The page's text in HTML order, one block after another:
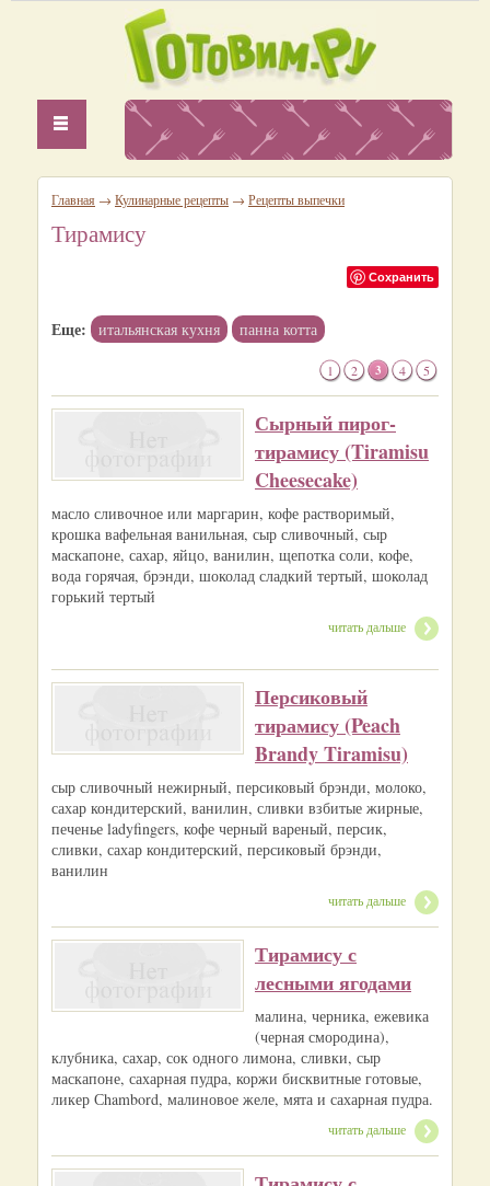
Главная → Кулинарные рецепты → Рецепты выпечки
Тирамису
Сохранить
Еще: итальянская кухня панна котта
1 2 3 4 5
Сырный пирог-
тирамису (Tiramisu
Cheesecake)
масло сливочное или маргарин, кофе растворимый,
крошка вафельная ванильная, сыр сливочный, сыр
маскапоне, сахар, яйцо, ванилин, щепотка соли, кофе,
вода горячая, брэнди, шоколад сладкий тертый, шоколад
горький тертый
читать дальше
Персиковый
тирамису (Peach
Brandy Tiramisu)
сыр сливочный нежирный, персиковый брэнди, молоко,
сахар кондитерский, ванилин, сливки взбитые жирные,
печенье ladyfingers, кофе черный вареный, персик,
сливки, сахар кондитерский, персиковый брэнди,
ванилин
читать дальше
Тирамису с
лесными ягодами
малина, черника, ежевика
(черная смородина),
клубника, сахар, сок одного лимона, сливки, сыр
маскапоне, сахарная пудра, коржи бисквитные готовые,
ликер Сhambord, малиновое желе, мята и сахарная пудра.
читать дальше